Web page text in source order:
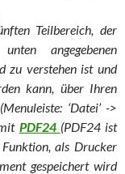
Teilbereich, der
angegebenen
zu verstehen ist und
kann, über Ihren
‘Datei’ ->
PDF24 (PDF24 ist
Funktion, als Drucker
gespeichert wird